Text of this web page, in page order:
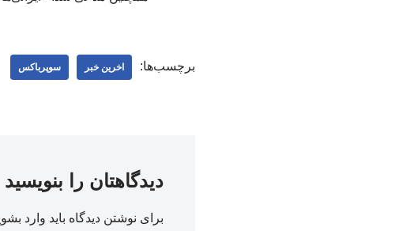
برچسب‌ها: اخرین خبر سوپرباکس
دیدگاهتان را بنویسید
برای نوشتن دیدگاه باید وارد